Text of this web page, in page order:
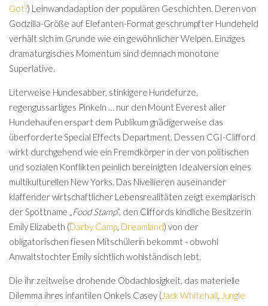
Got?) Leinwandadaption der populären Geschichten. Deren von
Godzilla-Größe auf Elefanten-Format geschrumpfter Hundeheld
verhält sich im Grunde wie ein gewöhnlicher Welpen. Einziges
dramaturgisches Momentum sind demnach monotone
Superlative.
Literweise Hundesabber, stinkigere Hundefurze,
regengussartiges Pinkeln … nur den Mount Everest aller
Hundehaufen erspart dem Publikum gnädigerweise das
überforderte Special Effects Department. Dessen CGI-Clifford
wirkt durchgehend wie ein Fremdkörper in der von politischen
und sozialen Konflikten peinlich bereinigten Idealversion eines
multikulturellen New Yorks. Das Nivellieren auseinander
klaffender wirtschaftlicher Lebensrealitäten zeigt exemplarisch
der Spottname „Food Stamp“, den Cliffords kindliche Besitzerin
Emily Elizabeth (Darby Camp, Dreamland) von der
obligatorischen fiesen Mitschülerin bekommt - obwohl
Anwaltstochter Emily sichtlich wohlständisch lebt.
Die ihr zeitweise drohende Obdachlosigkeit, das materielle
Dilemma ihres infantilen Onkels Casey (Jack Whitehall, Jungle